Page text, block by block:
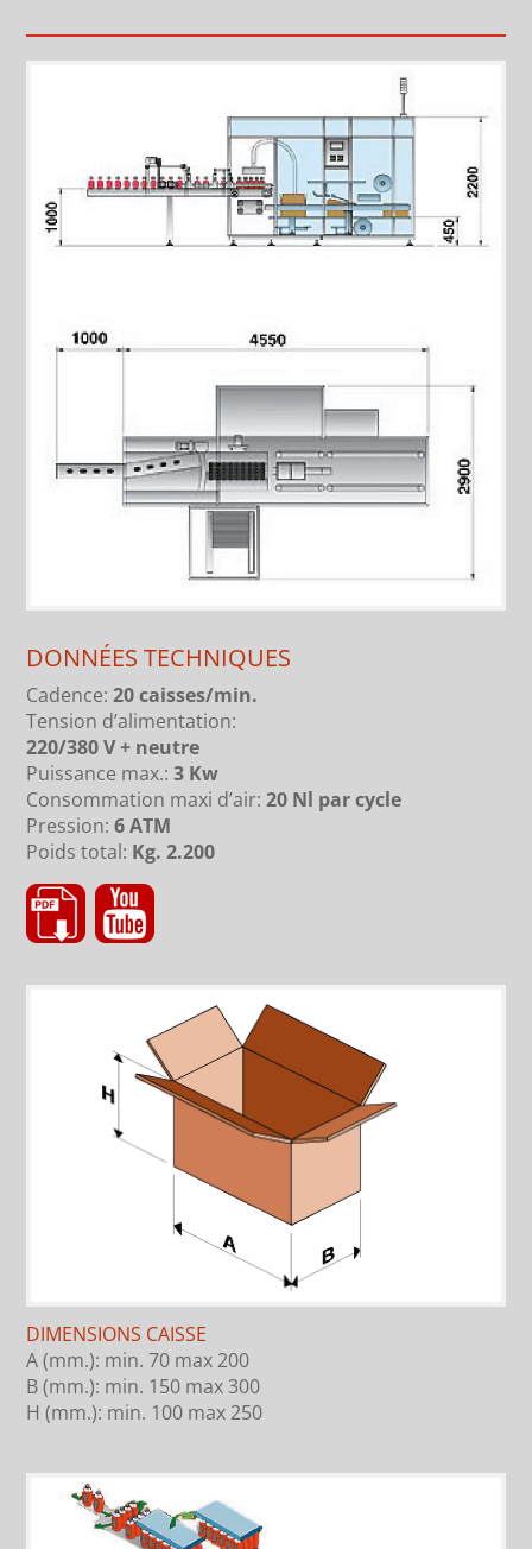
DONNÉES TECHNIQUES
Cadence:20 caisses/min.
Tension d’alimentation:
220/380 V + neutre
Puissance max.:3 Kw
Consommation maxi d’air:20 Nl par cycle
Pression:6 ATM
Poids total: Kg. 2.200
DIMENSIONS CAISSE
A (mm.): min. 70 max 200
B (mm.): min. 150 max 300
H (mm.): min. 100 max 250